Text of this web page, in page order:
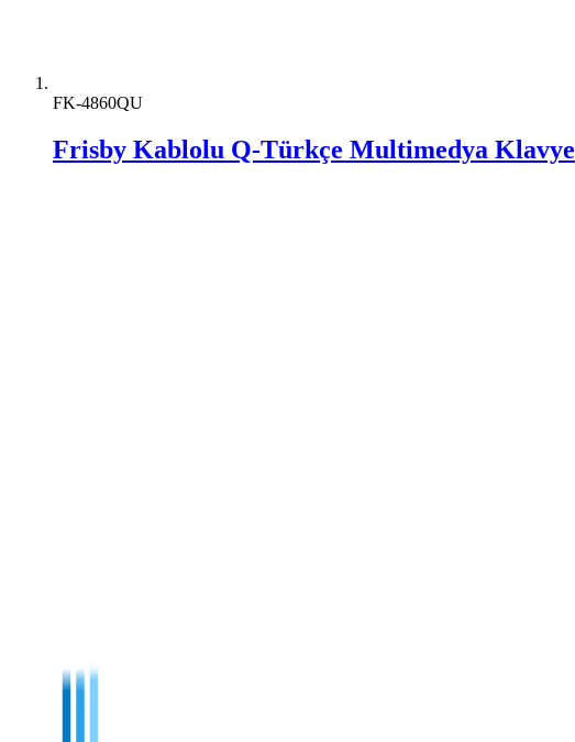
FK-4860QU
Frisby Kablolu Q-Türkçe Multimedya Klavye